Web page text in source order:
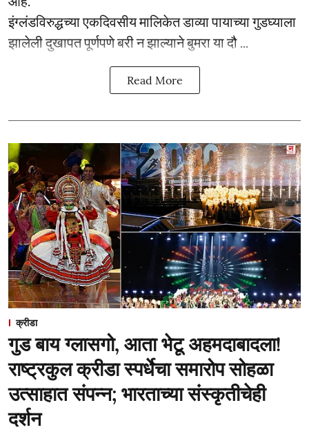
इंग्लंडविरुद्धच्या एकदिवसीय मालिकेत डाव्या पायाच्या गुडघ्याला
झालेली दुखापत पूर्णपणे बरी न झाल्याने बुमरा या दौ ...
Read More
क्रीडा
गुड बाय ग्लासगो, आता भेटू अहमदाबादला!
राष्ट्रकुल क्रीडा स्पर्धेचा समारोप सोहळा
उत्साहात संपन्न; भारताच्या संस्कृतीचेही
दर्शन